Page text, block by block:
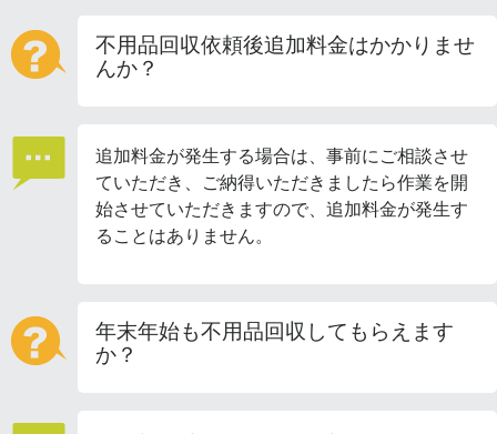
不用品回収依頼後追加料金はかかりませ
んか？
追加料金が発生する場合は、事前にご相談させ
ていただき、ご納得いただきましたら作業を開
始させていただきますので、追加料金が発生す
ることはありません。
年末年始も不用品回収してもらえます
か？